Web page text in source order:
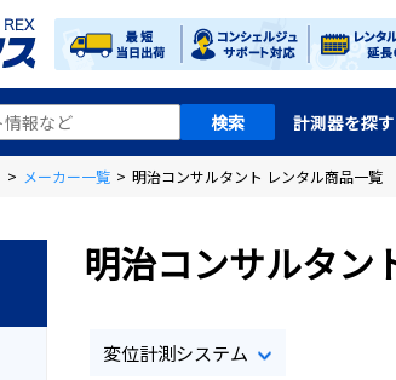
計測器を探す
> メーカー一覧 > 明治コンサルタント レンタル商品一覧
明治コンサルタン
変位計測システム